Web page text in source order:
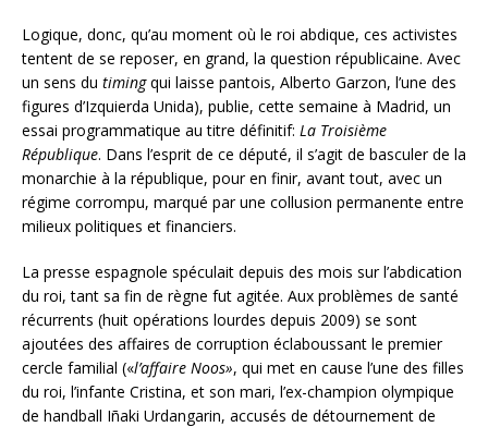
Logique, donc, qu’au moment où le roi abdique, ces activistes
tentent de se reposer, en grand, la question républicaine. Avec
un sens du timingqui laisse pantois, Alberto Garzon, l’une des
figures d’Izquierda Unida), publie, cette semaine à Madrid, un
essai programmatique au titre définitif: La Troisième
République. Dans l’esprit de ce député, il s’agit de basculer de la
monarchie à la république, pour en finir, avant tout, avec un
régime corrompu, marqué par une collusion permanente entre
milieux politiques et financiers.
La presse espagnole spéculait depuis des mois sur l’abdication
du roi, tant sa fin de règne fut agitée. Aux problèmes de santé
récurrents (huit opérations lourdes depuis 2009) se sont
ajoutées des affaires de corruption éclaboussant le premier
cercle familial («l’affaire Noos», qui met en cause l’une des filles
du roi, l’infante Cristina, et son mari, l’ex-champion olympique
de handball Iñaki Urdangarin, accusés de détournement de